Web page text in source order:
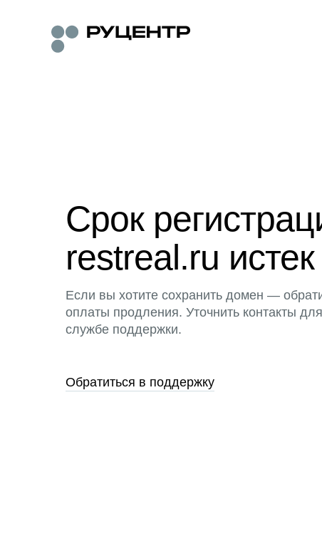
Срок
restreal.ru истек
Если вы хотите сохранить домен —
оплаты продления. Уточнить контакты
службе поддержки.
Обратиться в поддержку